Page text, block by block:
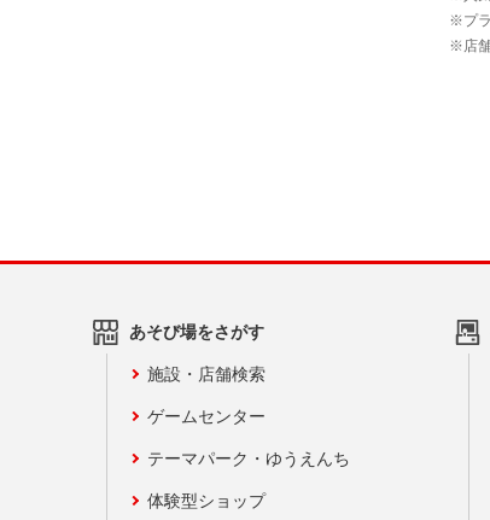
あそび場をさがす
施設・店舗検索
ゲームセンター
テーマパーク・ゆうえんち
体験型ショップ